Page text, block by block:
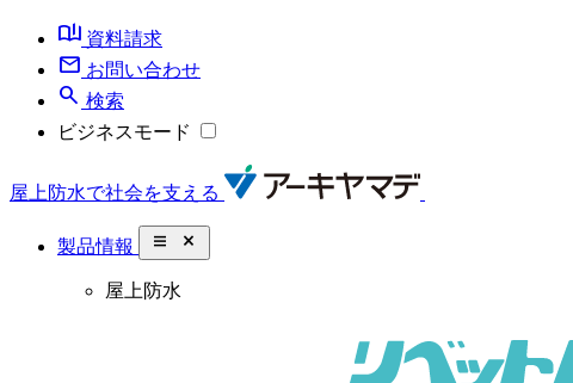
book_ribbon 資料請求
mail お問い合わせ
search 検索
ビジネスモード
屋上防水で社会を支える
製品情報 close_small
屋上防水